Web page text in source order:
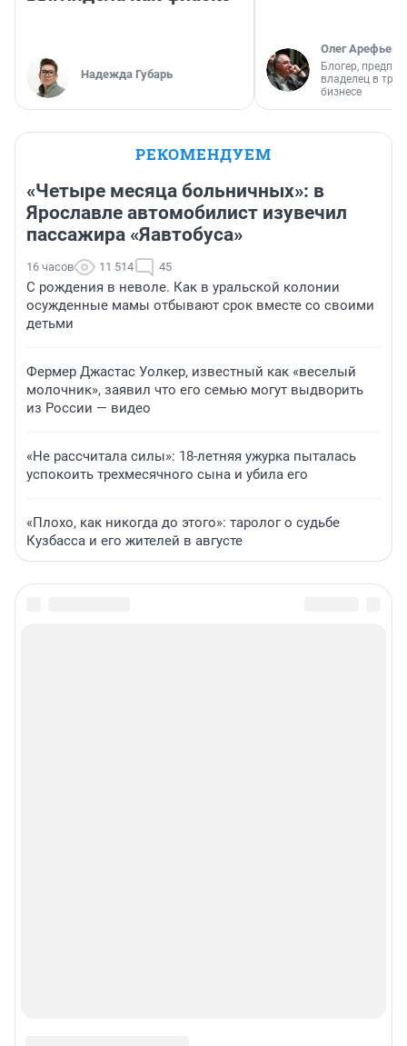
Надежда Губарь
Олег Арефьев
Блогер,
владелец в
бизнесе
РЕКОМЕНДУЕМ
«Четыре месяца больничных»: в
Ярославле автомобилист изувечил
пассажира «Яавтобуса»
16 часов 11 514 45
С рождения в неволе. Как в уральской колонии
осужденные мамы отбывают срок вместе со своими
детьми
Фермер Джастас Уолкер, известный как «веселый
молочник», заявил что его семью могут выдворить
из России — видео
«Не рассчитала силы»: 18-летняя ужурка пыталась
успокоить трехмесячного сына и убила его
«Плохо, как никогда до этого»: таролог о судьбе
Кузбасса и его жителей в августе